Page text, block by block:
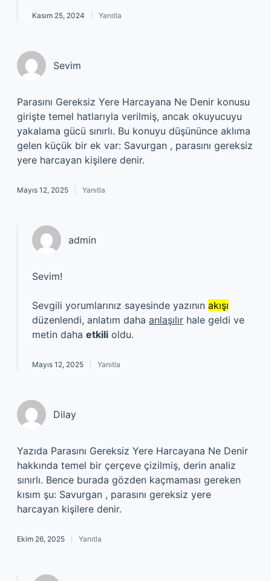
Kasım 25, 2024 Yanıtla
Sevim
Parasını Gereksiz Yere Harcayana Ne Denir konusu
girişte temel hatlarıyla verilmiş, ancak okuyucuyu
yakalama gücü sınırlı. Bu konuyu düşününce aklıma
gelen küçük bir ek var: Savurgan , parasını gereksiz
yere harcayan kişilere denir.
Mayıs 12, 2025 Yanıtla
admin
Sevim!
Sevgili yorumlarınız sayesinde yazının akışı
düzenlendi, anlatım daha anlaşılır hale geldi ve
metin daha etkili oldu.
Mayıs 12, 2025 Yanıtla
Dilay
Yazıda Parasını Gereksiz Yere Harcayana Ne Denir
hakkında temel bir çerçeve çizilmiş, derin analiz
sınırlı. Bence burada gözden kaçmaması gereken
kısım şu: Savurgan , parasını gereksiz yere
harcayan kişilere denir.
Ekim 26, 2025 Yanıtla